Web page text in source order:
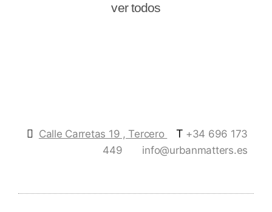
ver todos
Calle Carretas 19 , Tercero T +34 696 173
449
info@urbanmatters.es